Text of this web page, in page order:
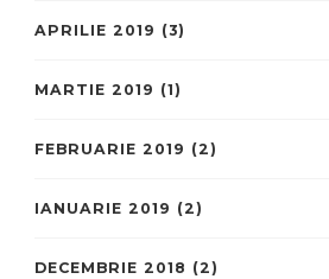
APRILIE 2019 (3)
MARTIE 2019 (1)
FEBRUARIE 2019 (2)
IANUARIE 2019 (2)
DECEMBRIE 2018 (2)